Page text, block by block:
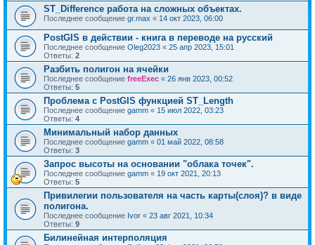
ST_Difference работа на сложных объектах.
Последнее сообщение gr.max « 14 окт 2023, 06:00
PostGIS в действии - книга в переводе на русский
Последнее сообщение Oleg2023 « 25 апр 2023, 15:01
Ответы: 2
Разбить полигон на ячейки
Последнее сообщение freeExec « 26 янв 2023, 00:52
Ответы: 5
Проблема с PostGIS функцией ST_Length
Последнее сообщение gamm « 15 июл 2022, 03:23
Ответы: 4
Минимальный набор данных
Последнее сообщение gamm « 01 май 2022, 08:58
Ответы: 3
Запрос высоты на основании "облака точек".
Последнее сообщение gamm « 19 окт 2021, 20:13
Ответы: 5
Привилегии пользователя на часть карты(слоя)? в виде
полигона.
Последнее сообщение Ivor « 23 авг 2021, 10:34
Ответы: 9
Билинейная интерполяция